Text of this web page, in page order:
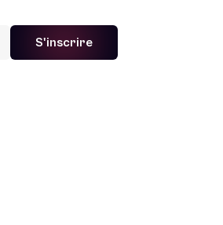
S'inscrire